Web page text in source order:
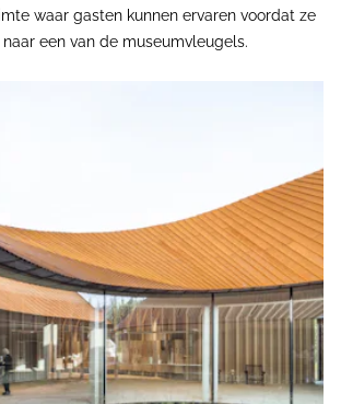
waar gasten kunnen ervaren voordat ze
een van de museumvleugels.